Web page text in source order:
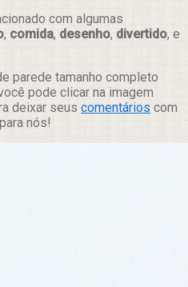
com algumas
, comida, desenho, divertido, e
parede tamanho completo
pode clicar na imagem
deixar seus comentários com
nós!